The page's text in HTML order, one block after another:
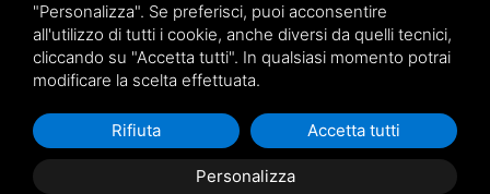
Questo sito è protetto da Google reCAPTCHA v3,Privacy Policy
Terms of Service
di Google.
"Personalizza". Se preferisci, puoi acconsentire
all'utilizzo di tutti i cookie, anche diversi da quelli tecnici,
cliccando su "Accetta tutti". In qualsiasi momento potrai
modificare la scelta effettuata.
Personalizza
Rifiuta Accetta tutti